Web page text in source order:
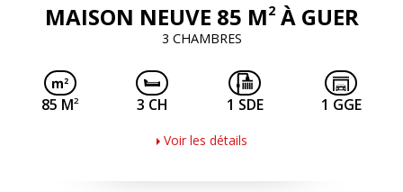
MAISON NEUVE 85 M2À GUER
3 CHAMBRES
85 M2 3 CH 1 SDE 1 GGE
Voir les détails